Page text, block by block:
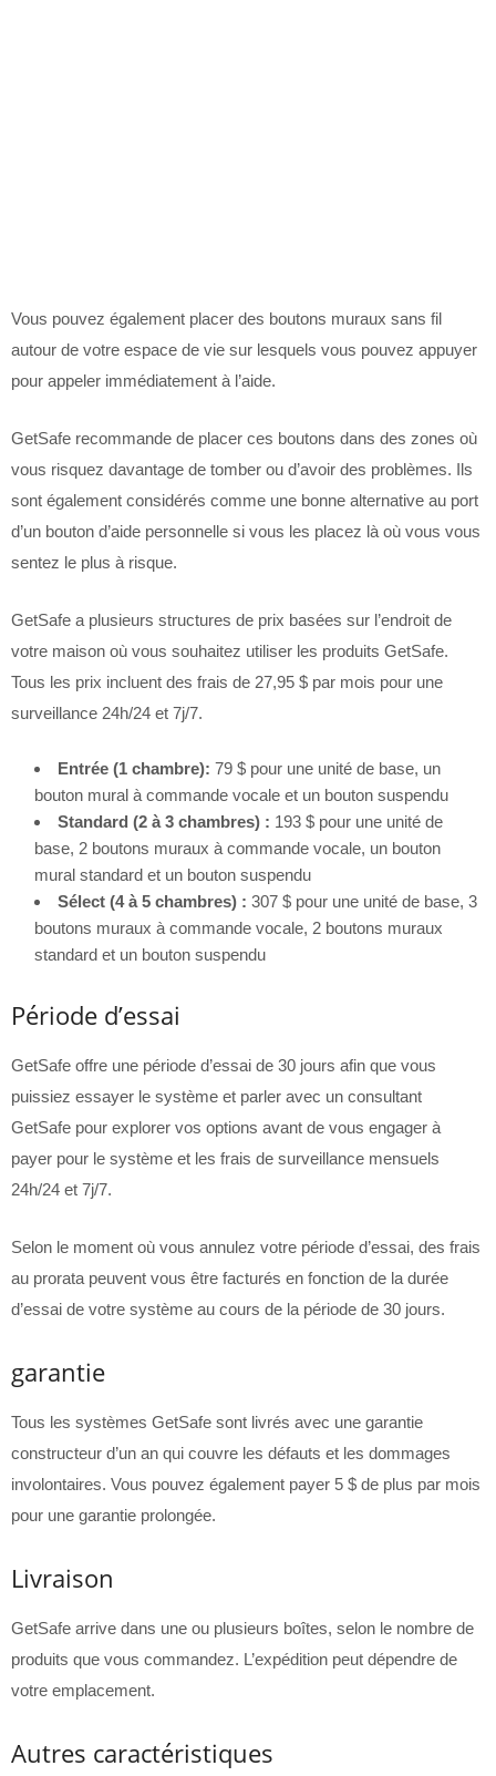
Vous pouvez également placer des boutons muraux sans fil
autour de votre espace de vie sur lesquels vous pouvez appuyer
pour appeler immédiatement à l’aide.
GetSafe recommande de placer ces boutons dans des zones où
vous risquez davantage de tomber ou d’avoir des problèmes. Ils
sont également considérés comme une bonne alternative au port
d’un bouton d’aide personnelle si vous les placez là où vous vous
sentez le plus à risque.
GetSafe a plusieurs structures de prix basées sur l’endroit de
votre maison où vous souhaitez utiliser les produits GetSafe.
Tous les prix incluent des frais de 27,95 $ par mois pour une
surveillance 24h/24 et 7j/7.
Entrée (1 chambre): 79 $ pour une unité de base, un
bouton mural à commande vocale et un bouton suspendu
Standard (2 à 3 chambres) : 193 $ pour une unité de
base, 2 boutons muraux à commande vocale, un bouton
mural standard et un bouton suspendu
Sélect (4 à 5 chambres) : 307 $ pour une unité de base, 3
boutons muraux à commande vocale, 2 boutons muraux
standard et un bouton suspendu
Période d’essai
GetSafe offre une période d’essai de 30 jours afin que vous
puissiez essayer le système et parler avec un consultant
GetSafe pour explorer vos options avant de vous engager à
payer pour le système et les frais de surveillance mensuels
24h/24 et 7j/7.
Selon le moment où vous annulez votre période d’essai, des frais
au prorata peuvent vous être facturés en fonction de la durée
d’essai de votre système au cours de la période de 30 jours.
garantie
Tous les systèmes GetSafe sont livrés avec une garantie
constructeur d’un an qui couvre les défauts et les dommages
involontaires. Vous pouvez également payer 5 $ de plus par mois
pour une garantie prolongée.
Livraison
GetSafe arrive dans une ou plusieurs boîtes, selon le nombre de
produits que vous commandez. L’expédition peut dépendre de
votre emplacement.
Autres caractéristiques